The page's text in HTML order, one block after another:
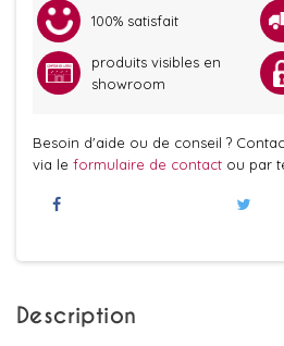
100% satisfait
produits visibles en
showroom
Besoin d'aide ou de conseil ?
via le formulaire de contact ou par
Description